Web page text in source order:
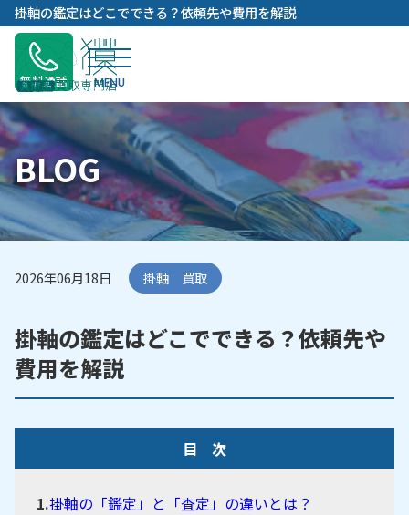
内
容
キ
プ
掛軸の鑑定はどこでできる？依頼先や費用を解説
無料通話
BLOG
2026年06月18日 掛軸 買取
掛軸の鑑定はどこでできる？依頼先や
費用を解説
目 次
掛軸の「鑑定」と「査定」の違いとは？